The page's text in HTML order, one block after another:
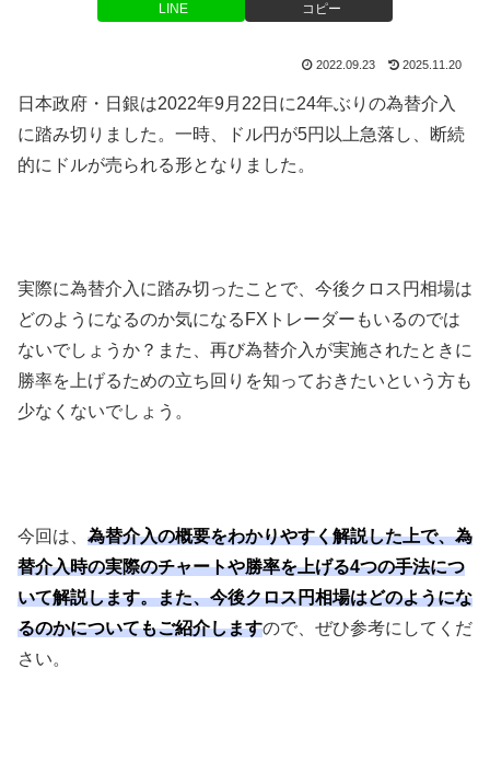
LINE コピー
2022.09.23 2025.11.20
日本政府・日銀は2022年9月 22 日に24年ぶりの為替介入
に踏み切りました。一時、ドル円が5円以上急落し、断続
的にドルが売られる形となりました。
実際に為替介入に踏み切ったことで、今後クロス円相場は
どのようになるのか気になる FX トレーダーもいるのでは
ないでしょうか？また、再び為替介入が実施されたときに
勝率を上げるための立ち回りを知っておきたいという方も
少なくないでしょう。
今回は、 為替介入の概要をわかりやすく解説した上で、為
替介入時の実際のチャートや勝率を上げる4つの手法につ
いて解説します。また、今後クロス円相場はどのようにな
るのかについてもご紹介しますので、ぜひ参考にしてくだ
さい。